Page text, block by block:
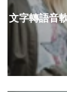
文字轉語音